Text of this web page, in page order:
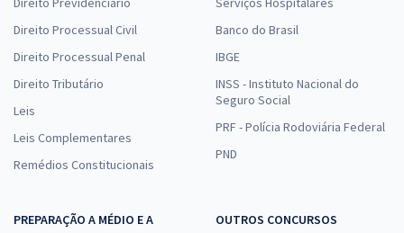
Direito Processual Civil
Direito Processual Penal
Direito Tributário
Leis
Leis Complementares
Remédios Constitucionais
Banco do Brasil
IBGE
INSS - Instituto Nacional do
Seguro Social
PRF - Polícia Rodoviária Federal
PND
PREPARAÇÃO A MÉDIO E A
OUTROS CONCURSOS